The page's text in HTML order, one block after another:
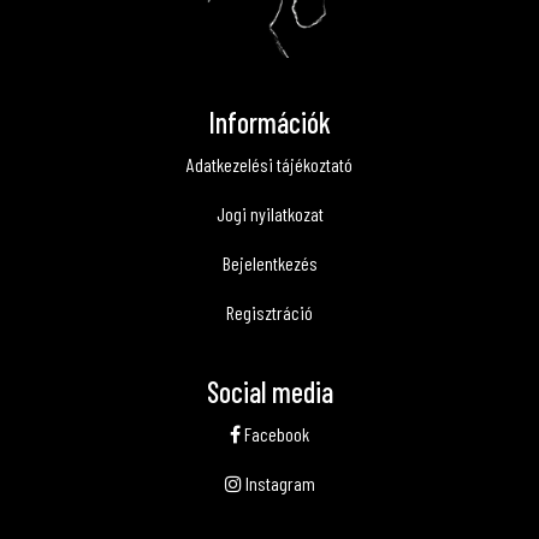
Információk
Adatkezelési tájékoztató
Jogi nyilatkozat
Bejelentkezés
Regisztráció
Social media
Facebook
Instagram